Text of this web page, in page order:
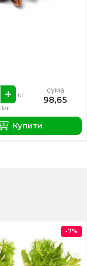
кг сума
98,65
Купити
-7%